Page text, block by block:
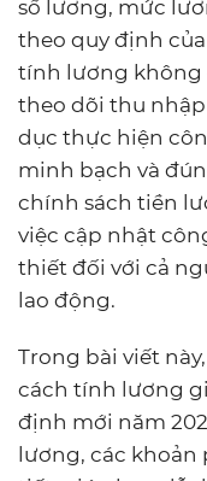
số lương, mức
theo quy định
tính lương không
theo dõi thu nhập
dục thực hiện
minh bạch và
chính sách tiền
việc cập nhật
thiết đối với cả
lao động.
Trong bài viết này,
cách tính lương
định mới năm
lương, các